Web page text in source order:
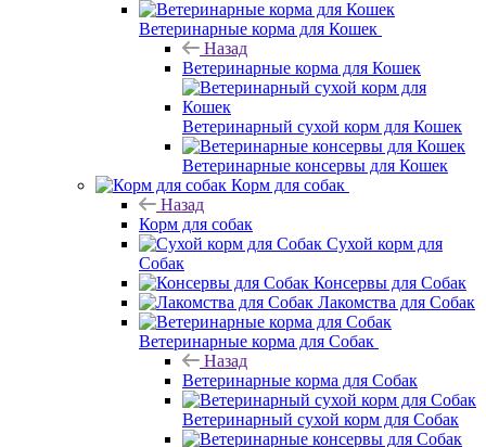
Ветеринарные корма для Кошек
Назад
Ветеринарные корма для Кошек
Ветеринарный сухой корм для Кошек
Ветеринарные консервы для Кошек
Корм для собак
Назад
Корм для собак
Сухой корм для
Собак
Консервы для Собак
Лакомства для Собак
Ветеринарные корма для Собак
Назад
Ветеринарные корма для Собак
Ветеринарный сухой корм для Собак